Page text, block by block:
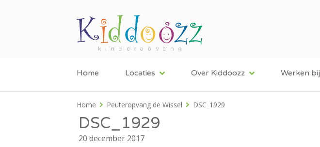
Home Locaties Over Kiddoozz Werken bij
Home Peuteropvang de Wissel DSC_1929
DSC_1929
20 december 2017